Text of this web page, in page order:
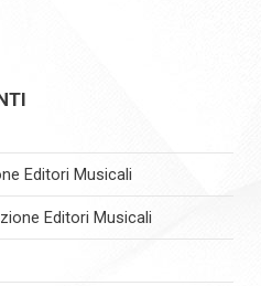
Editori Musicali
Editori Musicali